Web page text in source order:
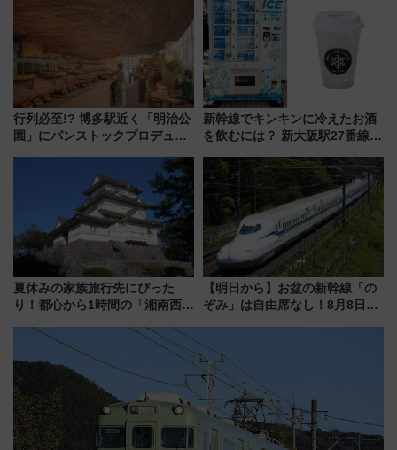
の舞台は「島原鉄道」
行列必至!? 博多駅近く「明治公
園」にパンストックプロデュー
オープン 秋からはビストロ営業
新幹線でキンキンに冷えたお酒
を飲むには？ 新大阪駅27番線ホ
レス「カップ氷」専用自販機が
話題！
夏休みの家族旅行先にぴった
り！都心から1時間の「湘南西エ
島とは異なる魅力を持つ今夏の
注目スポット
【明日から】お盆の新幹線「の
ぞみ」は自由席なし！8月8日午
雑避ける「空席」探しのコツ